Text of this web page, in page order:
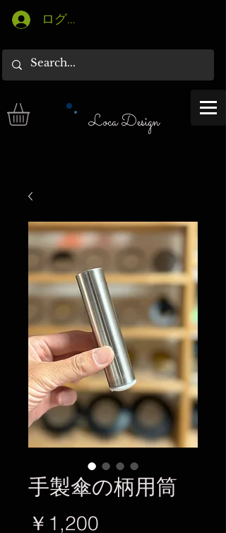
ログイン
Loca Design
手製傘の柄用筒
￥1,200